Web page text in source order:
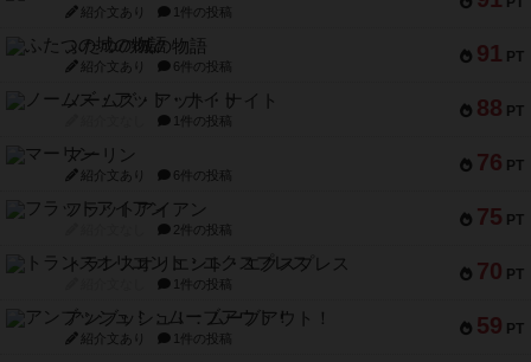
紹介文あり 1件の投稿
91 PT
ふたつの城の物語
紹介文あり 6件の投稿
88 PT
ノームズ・アット・ナイト
1件の投稿
76 PT
マーリン
紹介文あり 6件の投稿
75 PT
フラットアイアン
2件の投稿
70 PT
トランスオリエント・エクスプレス
1件の投稿
59 PT
アンブッシュ！：ムーブアウト！
紹介文あり 1件の投稿